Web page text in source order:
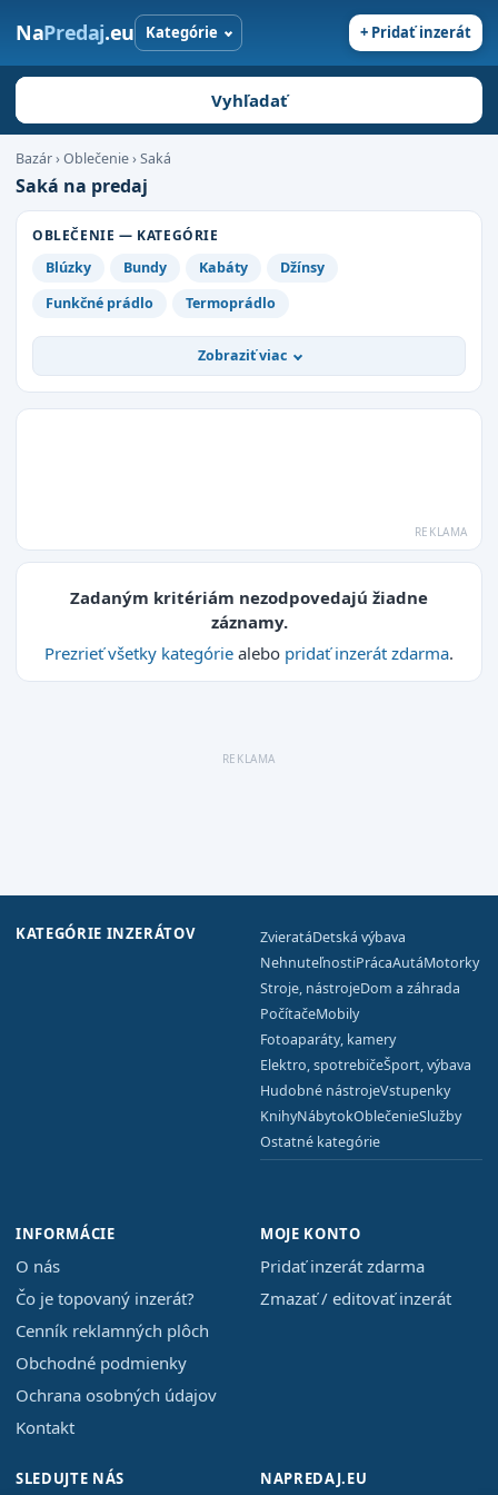
NaPredaj.eu Kategórie + Pridať inzerát
Vyhľadať
Bazár›Oblečenie›Saká
Saká na predaj
OBLEČENIE — KATEGÓRIE
Blúzky
Bundy Kabáty
Džínsy
Funkčné prádlo
Termoprádlo
Zobraziť viac
Zadaným kritériám nezodpovedajú žiadne
záznamy.
Prezrieť všetky kategórie alebo pridať inzerát zdarma.
KATEGÓRIE INZERÁTOV ZvieratáDetská výbava
NehnuteľnostiPrácaAutáMotorky
Stroje, nástrojeDom a záhrada
PočítačeMobily
Fotoaparáty, kamery
Elektro, spotrebičeŠport, výbava
Hudobné nástrojeVstupenky
KnihyNábytokOblečenieSlužby
Ostatné kategórie
INFORMÁCIE
O nás
Čo je topovaný inzerát?
Cenník reklamných plôch
Obchodné podmienky
Ochrana osobných údajov
Kontakt
MOJE KONTO
Pridať inzerát zdarma
Zmazať / editovať inzerát
SLEDUJTE NÁS NAPREDAJ.EU